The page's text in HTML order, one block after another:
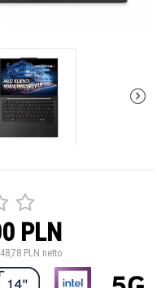
PLN
PLN netto